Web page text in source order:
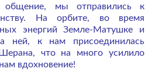
общение, мы отправились к
На орбите, во время
энергий Земле-Матушке и
ней, к нам присоединилась
что на много усилило
вдохновение!